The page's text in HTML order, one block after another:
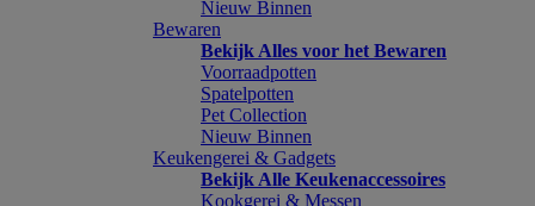
Nieuw Binnen
Bewaren
Bekijk Alles voor het Bewaren
Voorraadpotten
Spatelpotten
Pet Collection
Nieuw Binnen
Keukengerei & Gadgets
Bekijk Alle Keukenaccessoires
Kookgerei & Messen